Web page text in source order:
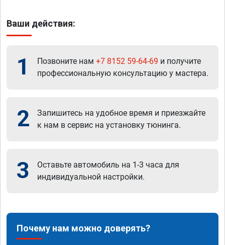
Ваши действия:
1 Позвоните нам +7 8152 59-64-69 и получите
профессиональную консультацию у мастера.
2
Запишитесь на удобное время и приезжайте
к нам в сервис на установку тюнинга.
3
Оставьте автомобиль на 1-3 часа для
индивидуальной настройки.
Почему нам можно доверять?